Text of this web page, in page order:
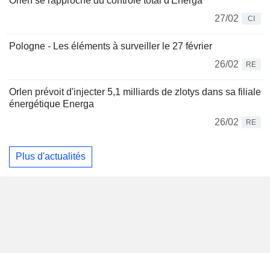
27/02
CI
Pologne - Les éléments à surveiller le 27 février
26/02
RE
Orlen prévoit d'injecter 5,1 milliards de zlotys dans sa filiale
énergétique Energa
26/02
RE
Plus d'actualités